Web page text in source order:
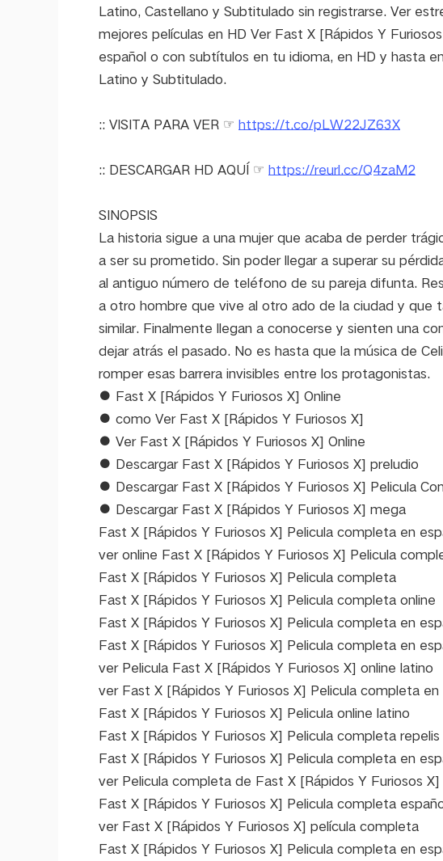
Latino, Castellano y Subtitulado sin registrarse. Ver
mejores películas en HD Ver Fast X [Rápidos Y
español o con subtítulos en tu idioma, en HD y hasta
Latino y Subtitulado.
:: VISITA PARA VER ☞ https://t.co/pLW22JZ63X
:: DESCARGAR HD AQUÍ ☞ https://reurl.cc/Q4zaM2
SINOPSIS
La historia sigue a una mujer que acaba de perder
a ser su prometido. Sin poder llegar a superar su
al antiguo número de teléfono de su pareja difunta.
a otro hombre que vive al otro ado de la ciudad y que
similar. Finalmente llegan a conocerse y sienten una
dejar atrás el pasado. No es hasta que la música de
romper esas barrera invisibles entre los protagonistas.
● Fast X [Rápidos Y Furiosos X] Online
● como Ver Fast X [Rápidos Y Furiosos X]
● Ver Fast X [Rápidos Y Furiosos X] Online
● Descargar Fast X [Rápidos Y Furiosos X] preludio
● Descargar Fast X [Rápidos Y Furiosos X] Pelicula
● Descargar Fast X [Rápidos Y Furiosos X] mega
Fast X [Rápidos Y Furiosos X] Pelicula completa en
ver online Fast X [Rápidos Y Furiosos X] Pelicula
Fast X [Rápidos Y Furiosos X] Pelicula completa
Fast X [Rápidos Y Furiosos X] Pelicula completa online
Fast X [Rápidos Y Furiosos X] Pelicula completa en
Fast X [Rápidos Y Furiosos X] Pelicula completa en
ver Pelicula Fast X [Rápidos Y Furiosos X] online latino
ver Fast X [Rápidos Y Furiosos X] Pelicula completa en
Fast X [Rápidos Y Furiosos X] Pelicula online latino
Fast X [Rápidos Y Furiosos X] Pelicula completa repelis
Fast X [Rápidos Y Furiosos X] Pelicula completa en
ver Pelicula completa de Fast X [Rápidos Y Furiosos
Fast X [Rápidos Y Furiosos X] Pelicula completa
ver Fast X [Rápidos Y Furiosos X] película completa
Fast X [Rápidos Y Furiosos X] Pelicula completa en